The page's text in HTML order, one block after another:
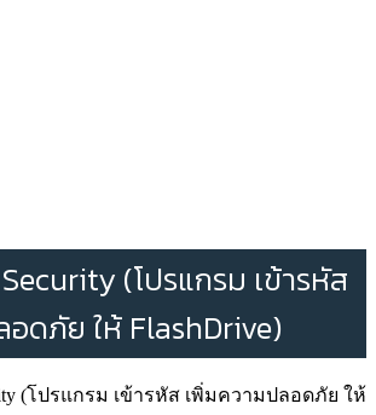
(โปรแกรม เข้ารหัส
ดภัย ให้ FlashDrive)